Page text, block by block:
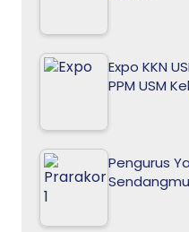
Expo KKN
PPM USM
Pengurus